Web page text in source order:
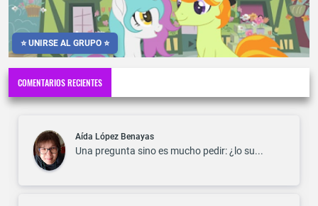
⭐ UNIRSE AL GRUPO ⭐
COMENTARIOS RECIENTES
Aída López Benayas
Una pregunta sino es mucho pedir: ¿lo su...